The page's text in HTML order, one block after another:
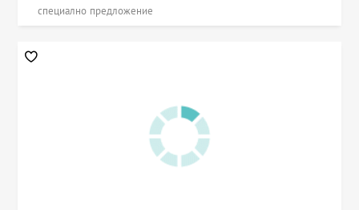
специално предложение